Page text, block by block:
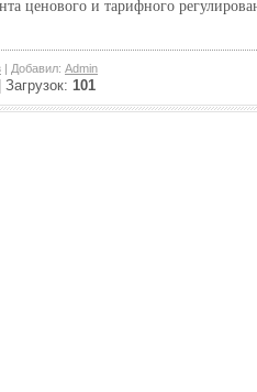
ценового и тарифного
| Добавил: Admin
Загрузок: 101